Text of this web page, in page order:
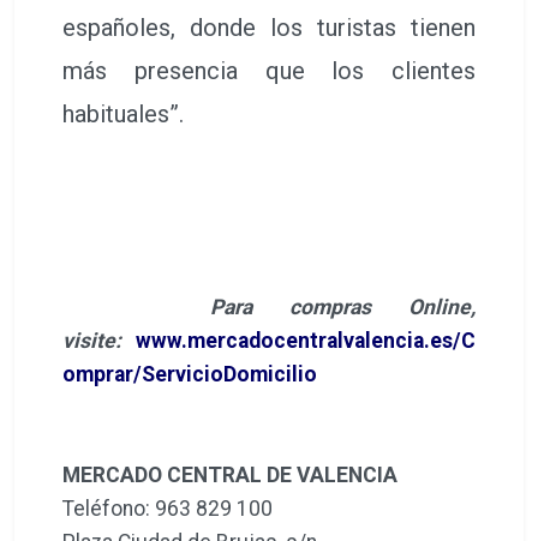
españoles, donde los turistas tienen
más presencia que los clientes
habituales”.
Para compras Online,
visite: www.mercadocentralvalencia.es/C
omprar/ServicioDomicilio
MERCADO CENTRAL DE VALENCIA
Teléfono: 963 829 100